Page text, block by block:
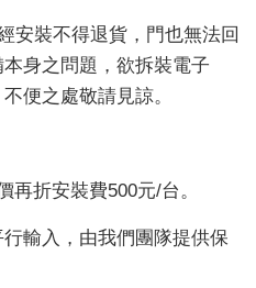
安裝不得退貨，門也無法回
身之問題，欲拆裝電子
便之處敬請見諒。
再折安裝費500元/台。
輸入，由我們團隊提供保